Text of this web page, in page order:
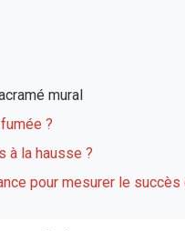
mural
?
à la hausse ?
pour mesurer le succès